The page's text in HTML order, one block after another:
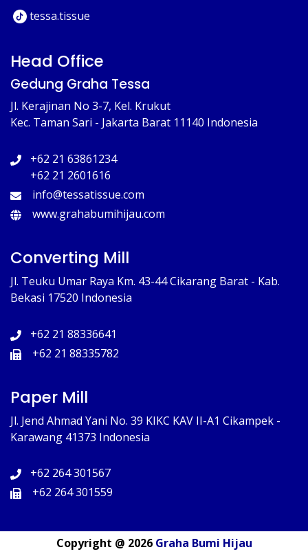
tessa.tissue
Head Office
Gedung Graha Tessa
Jl. Kerajinan No 3-7, Kel. Krukut
Kec. Taman Sari - Jakarta Barat 11140 Indonesia
+62 21 63861234
+62 21 2601616
info@tessatissue.com
www.grahabumihijau.com
Converting Mill
Jl. Teuku Umar Raya Km. 43-44 Cikarang Barat - Kab.
Bekasi 17520 Indonesia
+62 21 88336641
+62 21 88335782
Paper Mill
Jl. Jend Ahmad Yani No. 39 KIKC KAV II-A1 Cikampek -
Karawang 41373 Indonesia
+62 264 301567
+62 264 301559
Copyright @ 2026 Graha Bumi Hijau